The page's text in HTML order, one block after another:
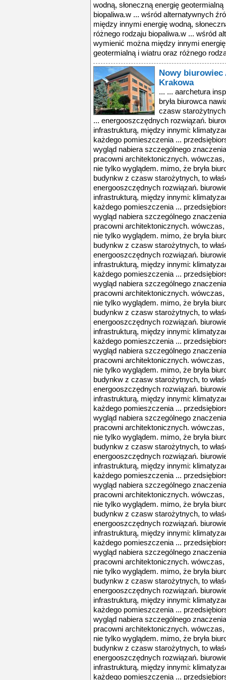
wodną, słoneczną energię
biopaliwa.w ... wśród alternatywnych
między innymi energię wodną,
różnego rodzaju biopaliwa.w ... wśród
wymienić można między innymi
geotermialną i wiatru oraz różnego
Nowy
Krakowa
... ... aarchetura
bryła biurowca
czasw
... energooszczędnych rozwiązań.
infrastrukturą, między innymi:
każdego pomieszczenia ...
wygląd nabiera szczególnego
pracowni architektonicznych.
nie tylko wyglądem. mimo, że bryła
budynkw z czasw starożytnych, to
energooszczędnych rozwiązań.
infrastrukturą, między innymi:
każdego pomieszczenia ...
wygląd nabiera szczególnego
pracowni architektonicznych.
nie tylko wyglądem. mimo, że bryła
budynkw z czasw starożytnych, to
energooszczędnych rozwiązań.
infrastrukturą, między innymi:
każdego pomieszczenia ...
wygląd nabiera szczególnego
pracowni architektonicznych.
nie tylko wyglądem. mimo, że bryła
budynkw z czasw starożytnych, to
energooszczędnych rozwiązań.
infrastrukturą, między innymi:
każdego pomieszczenia ...
wygląd nabiera szczególnego
pracowni architektonicznych.
nie tylko wyglądem. mimo, że bryła
budynkw z czasw starożytnych, to
energooszczędnych rozwiązań.
infrastrukturą, między innymi:
każdego pomieszczenia ...
wygląd nabiera szczególnego
pracowni architektonicznych.
nie tylko wyglądem. mimo, że bryła
budynkw z czasw starożytnych, to
energooszczędnych rozwiązań.
infrastrukturą, między innymi:
każdego pomieszczenia ...
wygląd nabiera szczególnego
pracowni architektonicznych.
nie tylko wyglądem. mimo, że bryła
budynkw z czasw starożytnych, to
energooszczędnych rozwiązań.
infrastrukturą, między innymi:
każdego pomieszczenia ...
wygląd nabiera szczególnego
pracowni architektonicznych.
nie tylko wyglądem. mimo, że bryła
budynkw z czasw starożytnych, to
energooszczędnych rozwiązań.
infrastrukturą, między innymi:
każdego pomieszczenia ...
wygląd nabiera szczególnego
pracowni architektonicznych.
nie tylko wyglądem. mimo, że bryła
budynkw z czasw starożytnych, to
energooszczędnych rozwiązań.
infrastrukturą, między innymi:
każdego pomieszczenia ...